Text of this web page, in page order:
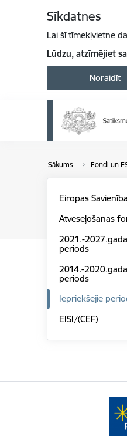
Sīkdatnes
Lai šī tīmekļvietne
Lūdzu, atzīmējiet
Noraidīt
Sākums Fondi un
Eiropas Savienība
Atveseļošanas
2021.-
periods
2014.-
periods
Iepriekšējie
EISI/(CEF)